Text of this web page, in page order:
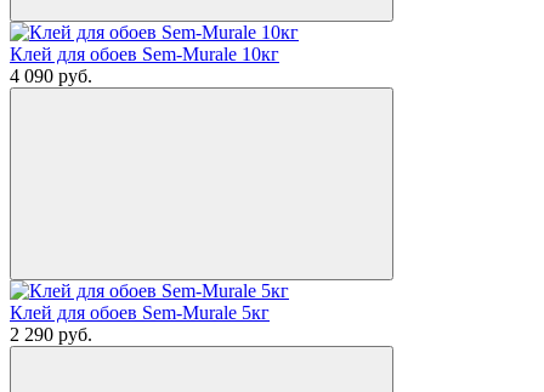
Клей для обоев Sem-Murale 10кг
4 090 руб.
Клей для обоев Sem-Murale 5кг
2 290 руб.